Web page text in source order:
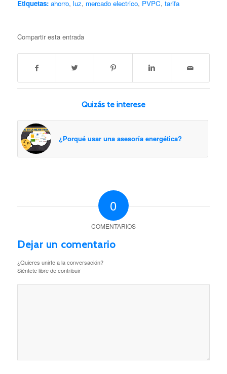
Etiquetas: ahorro, luz, mercado electrico, PVPC, tarifa
Compartir esta entrada
Quizás te interese
¿Porqué usar una asesoría energética?
0
COMENTARIOS
Dejar un comentario
¿Quieres unirte a la conversación?
Siéntete libre de contribuir